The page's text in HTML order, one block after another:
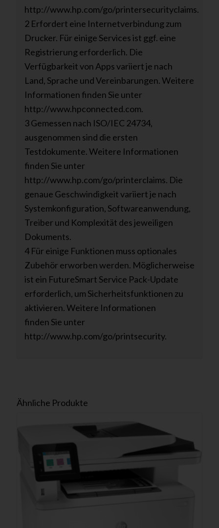
http://www.hp.com/go/printersecurityclaims.
2 Erfordert eine Internetverbindung zum
Drucker. Für einige Services ist ggf. eine
Registrierung erforderlich. Die
Verfügbarkeit von Apps variiert je nach
Land, Sprache und Vereinbarungen. Weitere
Informationen finden Sie unter
http://www.hpconnected.com.
3 Gemessen nach ISO/IEC 24734,
ausgenommen sind die ersten
Testdokumente. Weitere Informationen
finden Sie unter
http://www.hp.com/go/printerclaims. Die
genaue Geschwindigkeit variiert je nach
Systemkonfiguration, Softwareanwendung,
Treiber und Komplexität des jeweiligen
Dokuments.
4 Für einige Funktionen muss optionales
Zubehör erworben werden. Möglicherweise
ist ein FutureSmart Service Pack-Update
erforderlich, um Sicherheitsfunktionen zu
aktivieren. Weitere Informationen
finden Sie unter
http://www.hp.com/go/printsecurity.
Ähnliche Produkte